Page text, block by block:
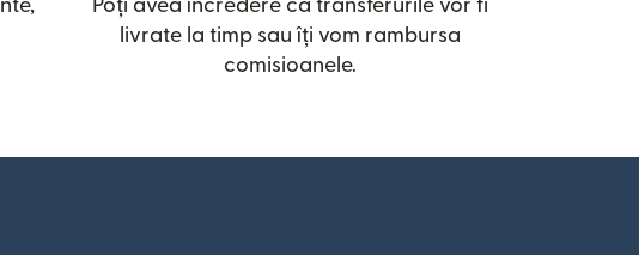
deschide într-o fereastră nouă)
Poți avea încredere că transferurile vor fi
livrate la timp sau îți vom rambursa
comisioanele.